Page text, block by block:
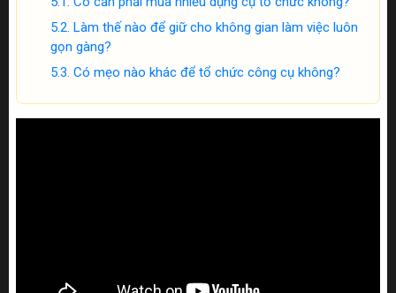
Làm thế nào để giữ cho không gian làm việc luôn
gọn gàng?
Có mẹo nào khác để tổ chức công cụ không?